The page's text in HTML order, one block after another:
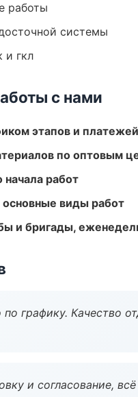
работы
системы
и гкл
с нами
этапов и платежей
по оптовым
работ
основные виды работ
и бригады,
графику. Качество
и согласование,